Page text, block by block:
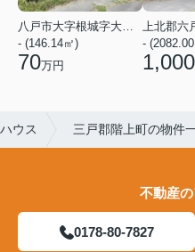
八戸市大字根城字大久保
- (146.14㎡)
70万円
-
1,000
ウス 三戸郡階上町の物件
不動産
0178-80-7827